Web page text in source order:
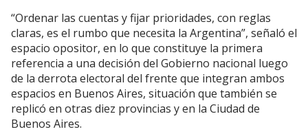
“Ordenar las cuentas y fijar prioridades, con reglas
claras, es el rumbo que necesita la Argentina”, señaló el
espacio opositor, en lo que constituye la primera
referencia a una decisión del Gobierno nacional luego
de la derrota electoral del frente que integran ambos
espacios en Buenos Aires, situación que también se
replicó en otras diez provincias y en la Ciudad de
Buenos Aires.